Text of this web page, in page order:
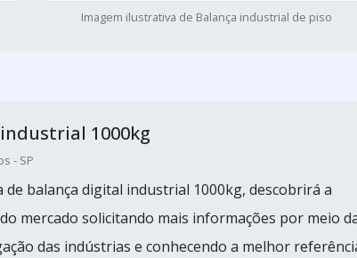
Imagem ilustrativa de Balança industrial de piso
1000kg
- SP
de balança digital industrial 1000kg, descobrirá a
mercado solicitando mais informações por meio
das indústrias e conhecendo a melhor